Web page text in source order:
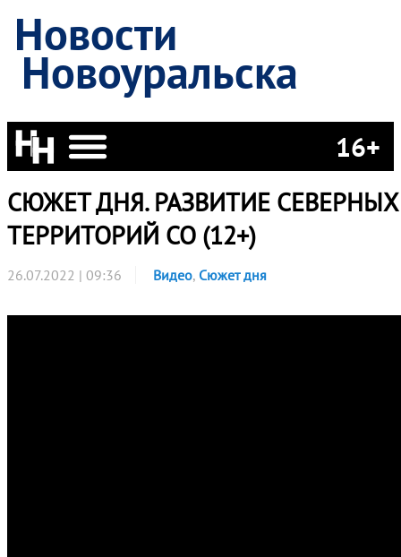
Новости
Новоуральска
16+
СЮЖЕТ ДНЯ. РАЗВИТИЕ СЕВЕРНЫХ
ТЕРРИТОРИЙ СО (12+)
26.07.2022 | 09:36 Видео, Сюжет дня